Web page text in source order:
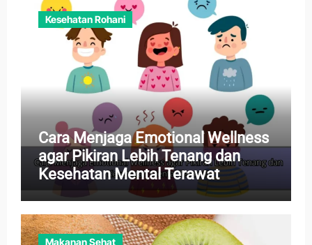
Kesehatan Rohani
Cara Menjaga Emotional Wellness
agar Pikiran Lebih Tenang dan
Kesehatan Mental Terawat
Makanan Sehat